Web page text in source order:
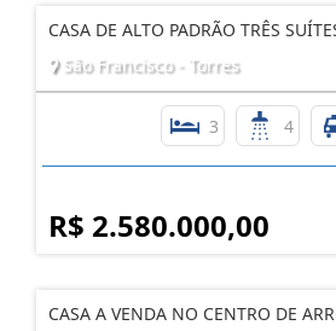
CASA DE ALTO PADRÃO TRÊS
São Francisco - Torres
3 4
R$ 2.580.000,00
CASA A VENDA NO CENTRO DE